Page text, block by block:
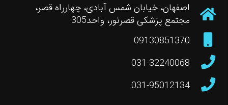
اصفهان، خیابان شمس آبادی، چهارراه قصر،
مجتمع پزشکی قصرنور، واحد305
09130851370
031-32240068
031-95012134